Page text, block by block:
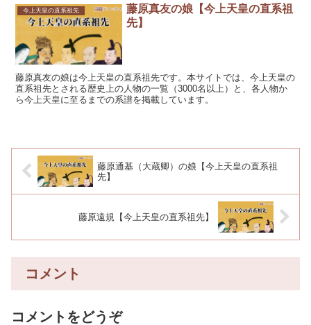
今上天皇の直系祖先
藤原真友の娘【今上天皇の直系祖
先】
藤原真友の娘は今上天皇の直系祖先です。本サイトでは、今上天皇の
直系祖先とされる歴史上の人物の一覧（3000名以上）と、各人物か
ら今上天皇に至るまでの系譜を掲載しています。
藤原通基（大蔵卿）の娘【今上天皇の直系祖
先】
藤原遠規【今上天皇の直系祖先】
コメント
コメントをどうぞ